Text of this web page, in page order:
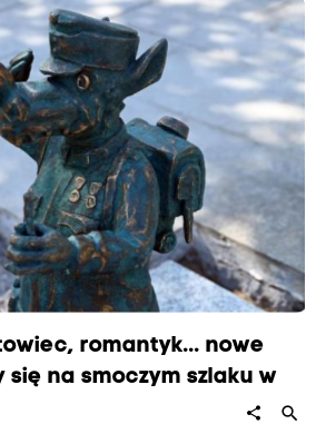
romantyk... nowe
się na smoczym szlaku w
share search